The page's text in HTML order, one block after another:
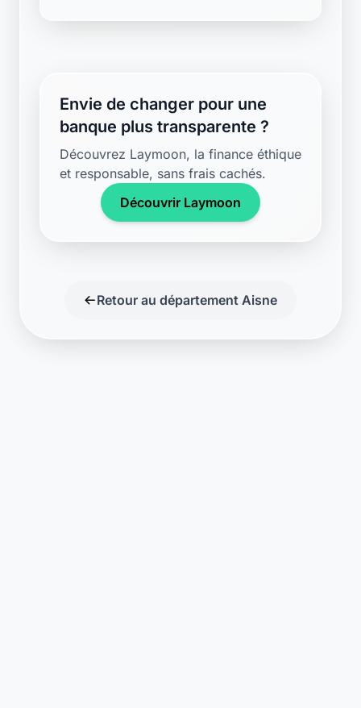
Envie de changer pour une
banque plus transparente ?
Découvrez Laymoon, la finance éthique
et responsable, sans frais cachés.
Découvrir Laymoon
Retour au département Aisne